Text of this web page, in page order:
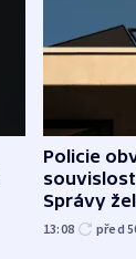
Policie
Správy
13:08 před